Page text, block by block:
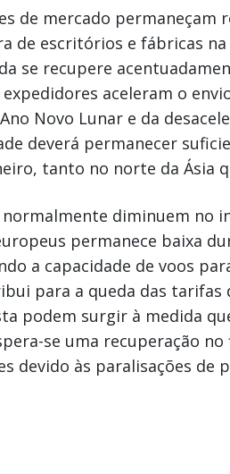
de mercado permaneçam
de escritórios e fábricas
se recupere
aceleram o
Novo Lunar e da
deverá permanecer
tanto no norte da Ásia
normalmente diminuem no
permanece baixa
a capacidade de voos
para a queda das tarifas
podem surgir à medida
se uma recuperação
devido às paralisações de